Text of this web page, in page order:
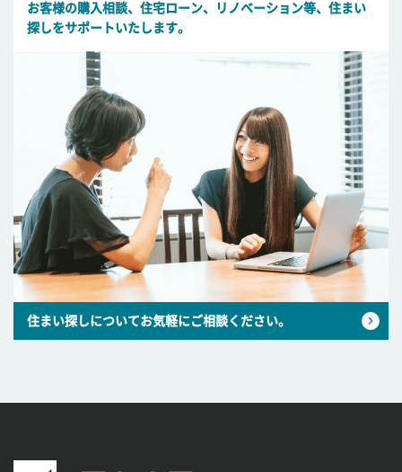
お客様の購入相談、住宅ローン、リノベーション等、住まい
探しをサポートいたします。
住まい探しについてお気軽にご相談ください。